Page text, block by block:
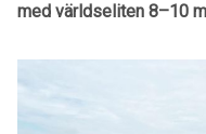
med världseliten 8–10